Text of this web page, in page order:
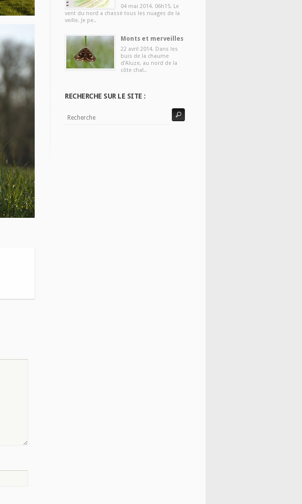
04 mai 2014. 06h15. Le
vent du nord a chassé tous les nuages de la
veille. Je pe..
Monts et merveilles
22 avril 2014. Dans les
buis de la chaume
d’Aluze, au nord de la
côte chal..
RECHERCHE SUR LE SITE :